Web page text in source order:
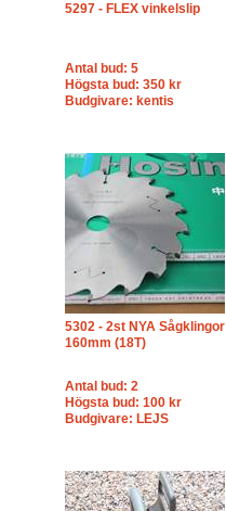
5297 - FLEX vinkelslip
Antal bud: 5
Högsta bud: 350 kr
Budgivare: kentis
5302 - 2st NYA Sågklingor
160mm (18T)
Antal bud: 2
Högsta bud: 100 kr
Budgivare: LEJS